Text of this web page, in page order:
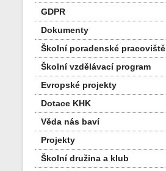
GDPR
Dokumenty
Školní poradenské pracoviště
Školní vzdělávací program
Evropské projekty
Dotace KHK
Věda nás baví
Projekty
Školní družina a klub